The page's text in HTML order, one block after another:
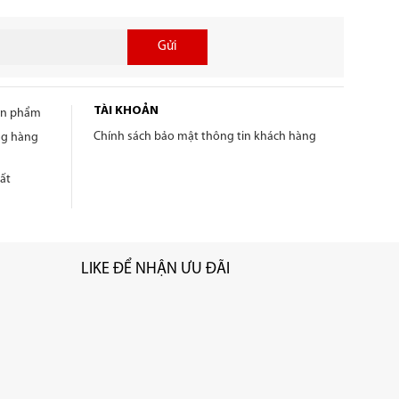
Gửi
phẩm
hàng
TÀI KHOẢN
Chính sách bảo mật thông tin khách hàng
LIKE ĐỂ NHẬN ƯU ĐÃI